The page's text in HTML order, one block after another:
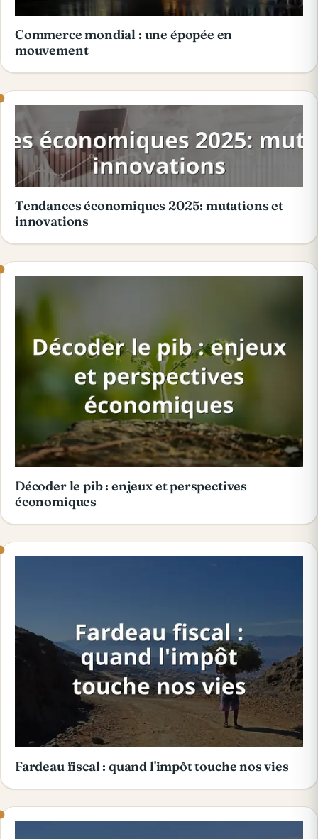
Commerce mondial : une épopée en
mouvement
Tendances économiques 2025: mutations et
innovations
Décoder le pib : enjeux et perspectives
économiques
Fardeau fiscal : quand l'impôt touche nos vies